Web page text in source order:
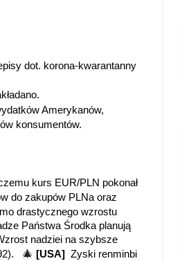
dot. korona-kwarantanny
Amerykanów,
konsumentów.
kurs EUR/PLN pokonał
do zakupów PLNa oraz
drastycznego wzrostu
Państwa Środka planują
nadziei na szybsze
🎄 [USA] Zyski renminbi